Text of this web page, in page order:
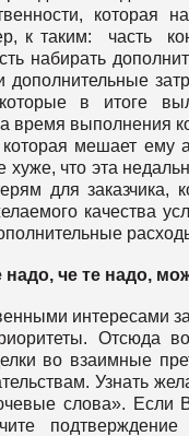
к таким: часть
набирать
дополнительные
в итоге
время выполнения
мешает ему
что эта
для заказчика,
качества
че те надо,
интересами
Отсюда
во взаимные
Узнать
слова». Если